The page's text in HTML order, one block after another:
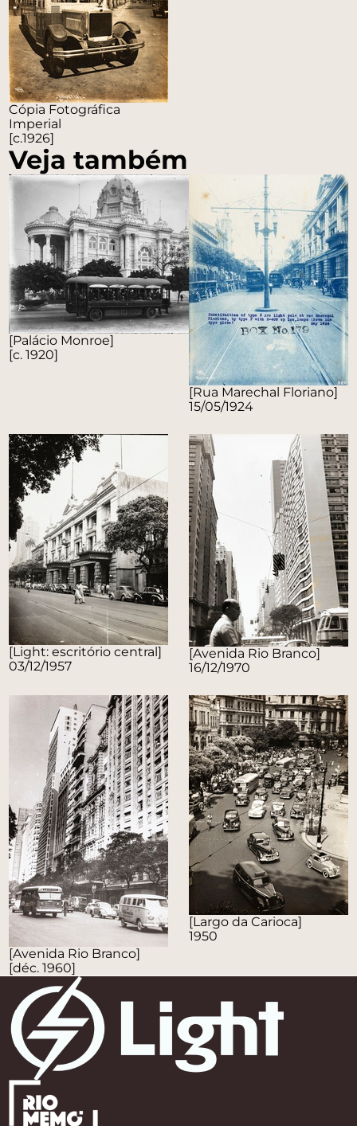
Cópia Fotográfica
Imperial
[c.1926]
Veja também
[Palácio Monroe]
[c. 1920]
[Rua Marechal Floriano]
15/05/1924
[Light: escritório central]
03/12/1957
[Avenida Rio Branco]
16/12/1970
[Avenida Rio Branco]
[déc. 1960]
[Largo da Carioca]
1950